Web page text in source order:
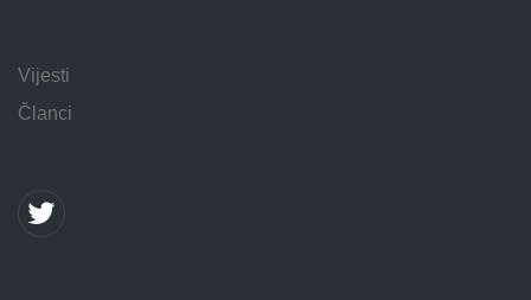
Vijesti
Članci